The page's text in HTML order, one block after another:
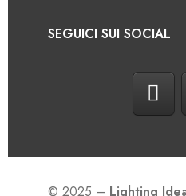
SEGUICI SUI SOCIAL
© 2025 – Lighting